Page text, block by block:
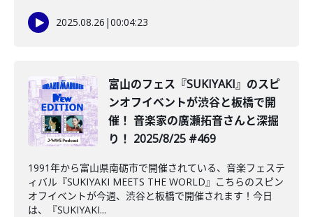
2025.08.26 |00:04:23
富山のフェス『SUKIYAKI』のスピ
ンオフイベントが渋谷と板橋で開
催！ 音楽家の廣瀬拓音さんと深掘
り！ 2025/8/25 #469
1991年から富山県南砺市で開催されている、音楽フェステ
ィバル『SUKIYAKI MEETS THE WORLD』こちらのスピン
オフイベントが今週、渋谷と板橋で開催されます！今日
は、『SUKIYAKI...